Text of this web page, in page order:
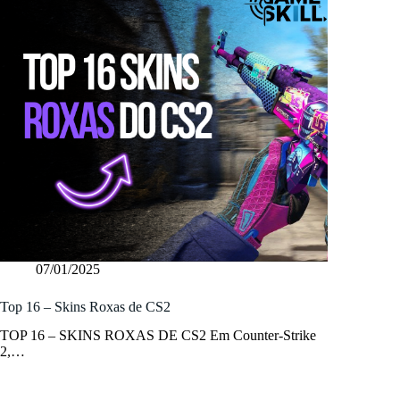
07/01/2025
Top 16 – Skins Roxas de CS2
TOP 16 – SKINS ROXAS DE CS2 Em Counter-Strike
2,…